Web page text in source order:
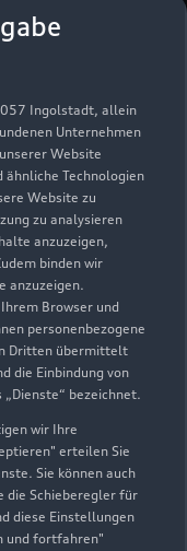
Ingolstadt, allein
Unternehmen
Website
ähnliche Technologien
Website zu
zu analysieren
anzuzeigen,
binden wir
anzuzeigen.
Browser und
personenbezogene
Dritten übermittelt
die Einbindung von
bezeichnet.
wir Ihre
erteilen Sie
Sie können auch
die Schieberegler für
diese Einstellungen
und fortfahren"